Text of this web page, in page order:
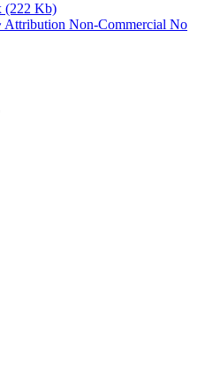
(222 Kb)
Attribution Non-Commercial No